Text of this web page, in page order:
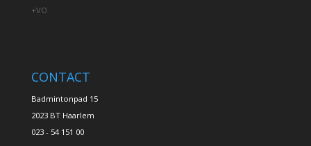
+VO
CONTACT
Badmintonpad 15
2023 BT Haarlem
023 - 54 151 00